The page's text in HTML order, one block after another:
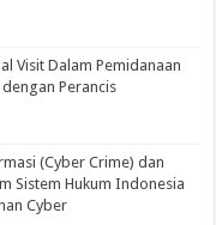
Visit Dalam Pemidanaan
Perancis
(Cyber Crime) dan
Sistem Hukum Indonesia
Cyber